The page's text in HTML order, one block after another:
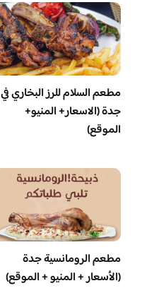
مطعم السلام للرز البخاري في
جدة (الاسعار+ المنيو+
الموقع)
مطعم الرومانسية جدة
(الأسعار + المنيو + الموقع)